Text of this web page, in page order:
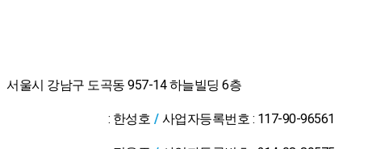
서울시 강남구 도곡동 957-14 하늘빌딩 6층
: 한성호 / 사업자등록번호 : 117-90-96561